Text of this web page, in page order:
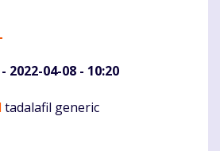
- 2022-04-08 - 10:20
tadalafil generic